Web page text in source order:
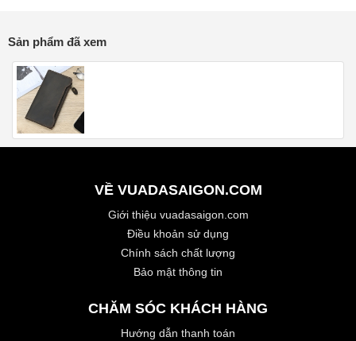
Sản phẩm đã xem
VỀ VUADASAIGON.COM
Giới thiệu vuadasaigon.com
Điều khoản sử dụng
Chính sách chất lượng
Bảo mật thông tin
CHĂM SÓC KHÁCH HÀNG
Hướng dẫn thanh toán